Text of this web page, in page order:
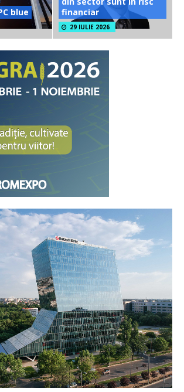
blue
financiar
29 IULIE 2026